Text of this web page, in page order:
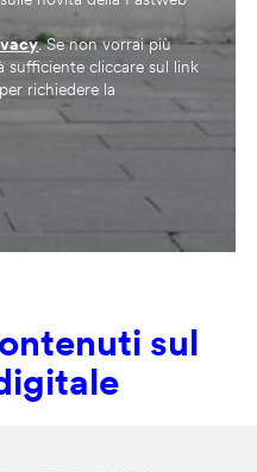
. Se non vorrai più
sufficiente cliccare sul link
richiedere la
sul